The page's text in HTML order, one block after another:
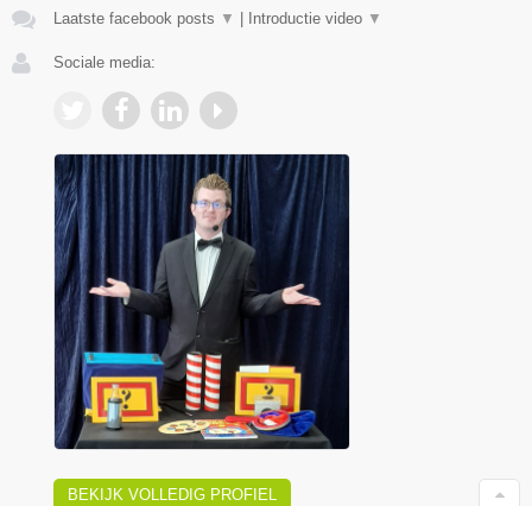
Laatste facebook posts ▼ Introductie video ▼
Sociale media:
BEKIJK VOLLEDIG PROFIEL